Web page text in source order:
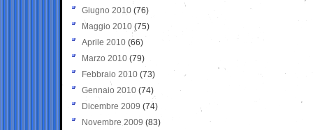
Giugno 2010 (76)
Maggio 2010 (75)
Aprile 2010 (66)
Marzo 2010 (79)
Febbraio 2010 (73)
Gennaio 2010 (74)
Dicembre 2009 (74)
Novembre 2009 (83)